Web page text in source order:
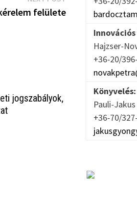
post:
felülete
jogszabályok,
Hajzser-
+36-20/
Könyvelés:
Pauli-
+36-70/